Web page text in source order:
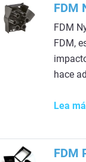
FDM
FDM
FDM,
hace
Lea
FDM